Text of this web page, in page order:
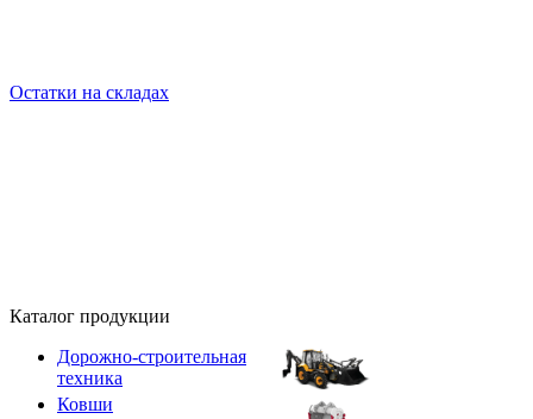
Остатки на складах
Каталог продукции
Дорожно-строительная
техника
Ковши